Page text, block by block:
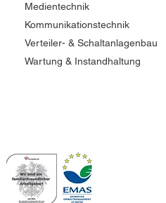
Medientechnik
Kommunikationstechnik
Verteiler- & Schaltanlagenbau
Wartung & Instandhaltung